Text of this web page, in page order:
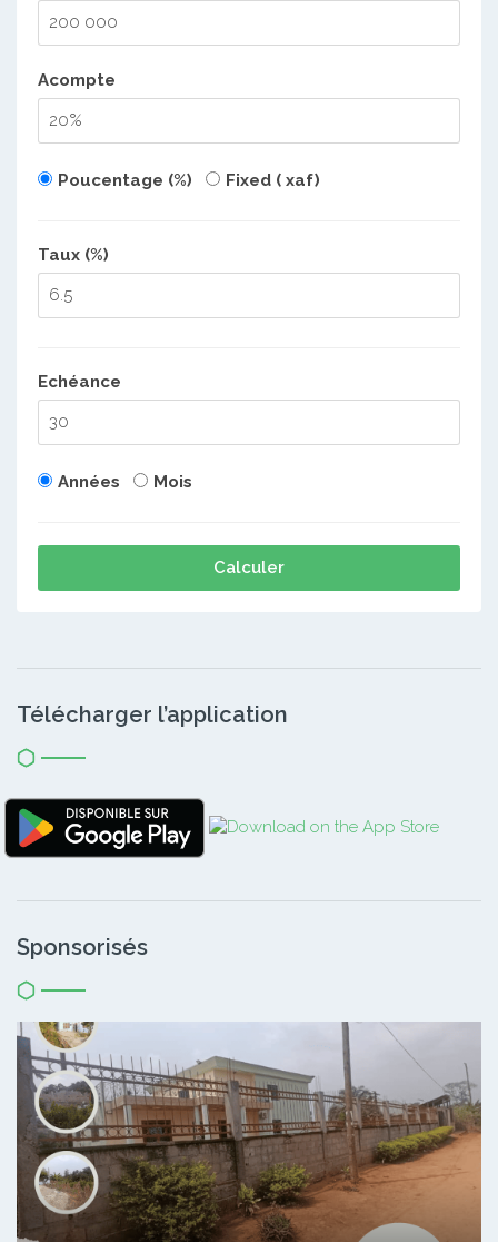
Acompte
Poucentage (%) Fixed ( xaf)
Taux (%)
Echéance
Années Mois
Calculer
Télécharger l’application
Sponsorisés